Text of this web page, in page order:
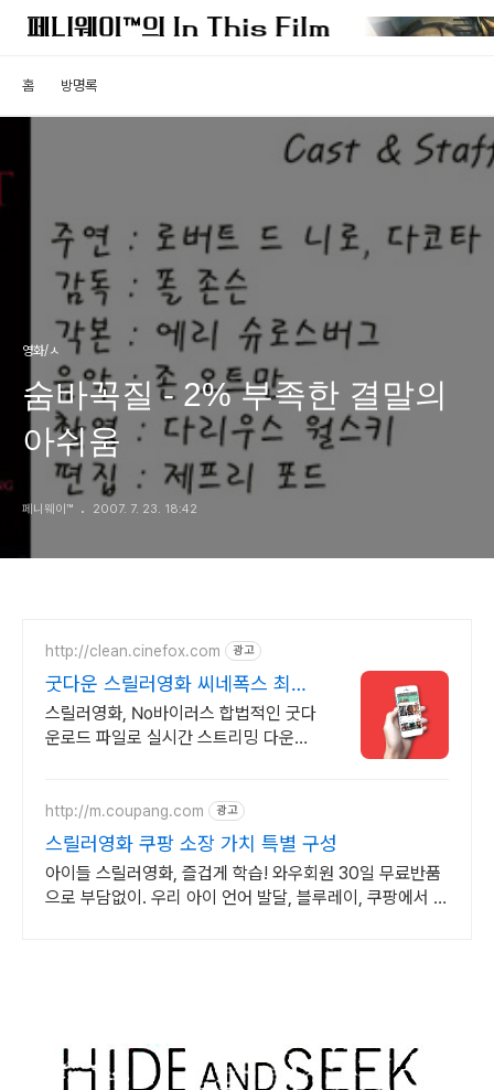
홈 방명록
영화/ㅅ
숨바꼭질 - 2% 부족한 결말의
아쉬움
페니웨이™ 2007. 7. 23. 18:42
http://clean.cinefox.com 광고
굿다운 스릴러영화 씨네폭스 최대
3만원+10%추가적립
스릴러영화, No바이러스 합법적인 굿다
운로드 파일로 실시간 스트리밍 다운로
http://m.coupang.com 광고
스릴러영화 쿠팡 소장 가치 특별 구성
아이들 스릴러영화, 즐겁게 학습! 와우회원 30일 무료반품
으로 부담없이. 우리 아이 언어 발달, 블루레이, 쿠팡에서 학